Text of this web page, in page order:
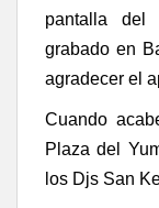
pantalla del
grabado en
agradecer el
Cuando
Plaza del
los Djs San